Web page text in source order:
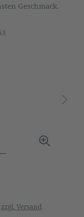
Geschmack.
zzgl. Versand